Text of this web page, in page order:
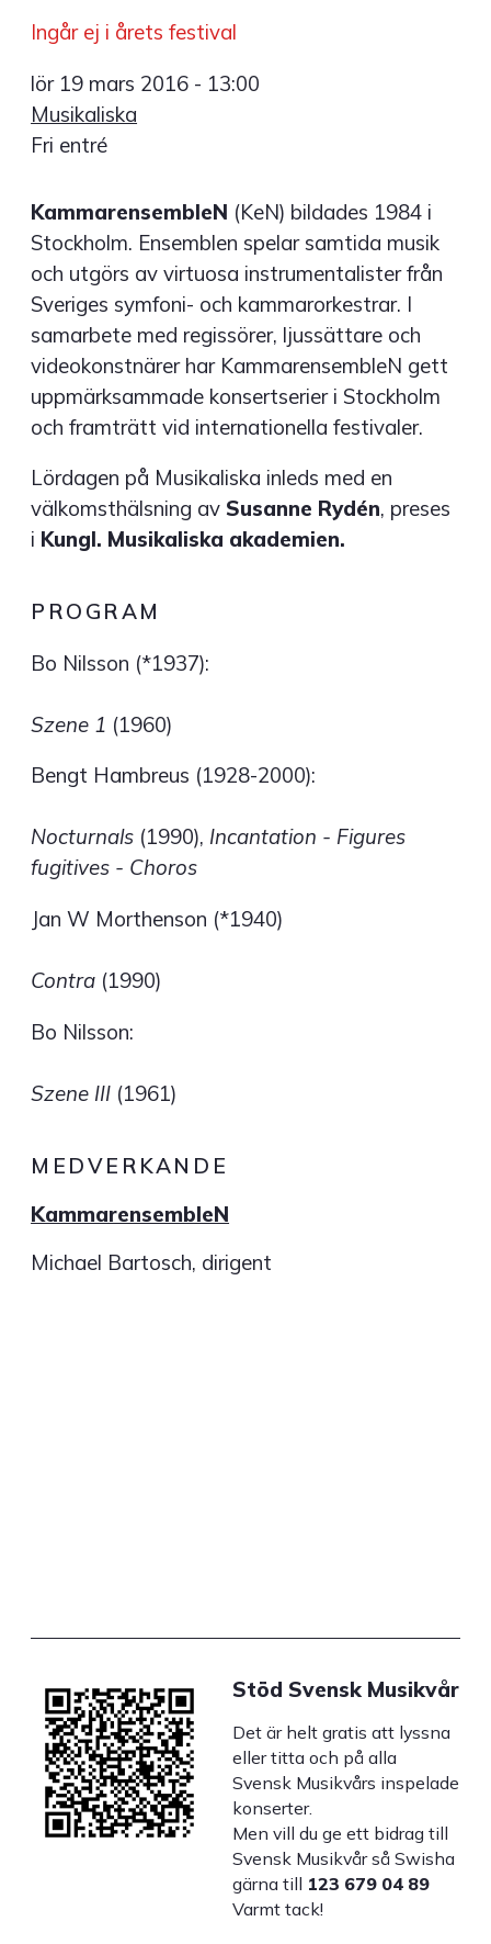
Ingår ej i årets festival
lör 19 mars 2016 - 13:00
Musikaliska
Fri entré
KammarensembleN (KeN) bildades 1984 i
Stockholm. Ensemblen spelar samtida musik
och utgörs av virtuosa instrumentalister från
Sveriges symfoni- och kammarorkestrar. I
samarbete med regissörer, ljussättare och
videokonstnärer har KammarensembleN gett
uppmärksammade konsertserier i Stockholm
och framträtt vid internationella festivaler.
Lördagen på Musikaliska inleds med en
välkomsthälsning av Susanne Rydén, preses
i Kungl. Musikaliska akademien.
PROGRAM
Bo Nilsson (*1937):
Szene 1 (1960)
Bengt Hambreus (1928-2000):
Nocturnals (1990), Incantation - Figures
fugitives - Choros
Jan W Morthenson (*1940)
Contra (1990)
Bo Nilsson:
Szene III (1961)
MEDVERKANDE
KammarensembleN
Michael Bartosch, dirigent
Stöd Svensk Musikvår
Det är helt gratis att lyssna
eller titta och på alla
Svensk Musikvårs inspelade
konserter.
Men vill du ge ett bidrag till
Svensk Musikvår så Swisha
gärna till 123 679 04 89
Varmt tack!